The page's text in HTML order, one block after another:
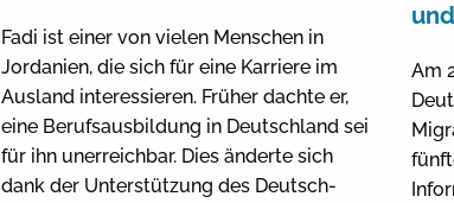
Fadi ist einer von vielen Menschen in
Jordanien, die sich für eine Karriere im
Ausland interessieren. Früher dachte er,
eine Berufsausbildung in Deutschland sei
für ihn unerreichbar. Dies änderte sich
dank der Unterstützung des Deutsch-
Am